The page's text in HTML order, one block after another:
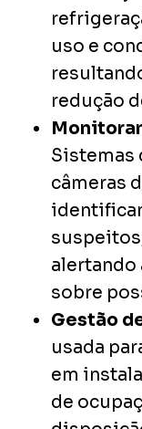
uso e
redução
Sistemas
câmeras
alertando
sobre
Gestão
usada
em
de